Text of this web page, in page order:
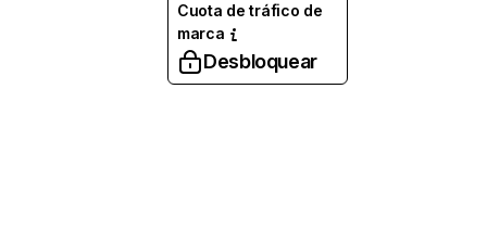
Cuota de tráfico de
marca
Desbloquear